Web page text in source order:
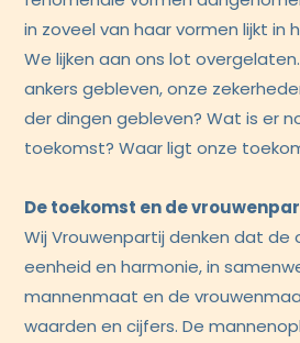
in zoveel van haar vormen lijkt in
We lijken aan ons lot
ankers gebleven, onze
der dingen gebleven? Wat is er
toekomst? Waar ligt onze
De toekomst en de
Wij Vrouwenpartij denken dat de
eenheid en harmonie, in
mannenmaat en de
waarden en cijfers. De